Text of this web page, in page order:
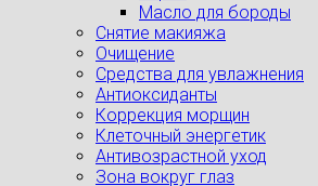
Масло для бороды
Снятие макияжа
Очищение
Средства для увлажнения
Антиоксиданты
Коррекция морщин
Клеточный энергетик
Антивозрастной уход
Зона вокруг глаз